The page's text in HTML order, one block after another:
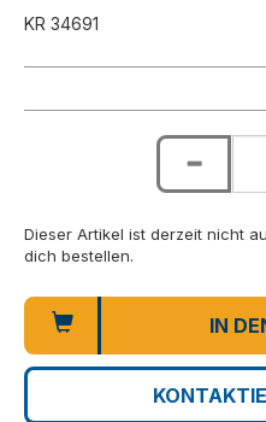
KR 34691
Dieser Artikel ist derzeit nicht
dich bestellen.
IN